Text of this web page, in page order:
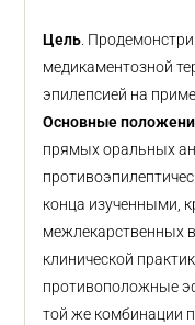
Цель .
медикаментозной
эпилепсией на
Основные
прямых оральных
конца изученными,
межлекарственных
клинической
противоположные
той же комбинации